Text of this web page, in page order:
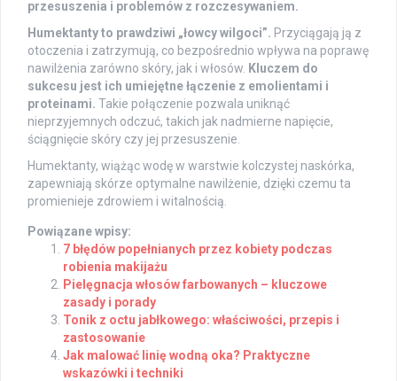
przesuszenia i problemów z rozczesywaniem.
Humektanty to prawdziwi „łowcy wilgoci”. Przyciągają ją z
otoczenia i zatrzymują, co bezpośrednio wpływa na poprawę
nawilżenia zarówno skóry, jak i włosów. Kluczem do
sukcesu jest ich umiejętne łączenie z emolientami i
proteinami. Takie połączenie pozwala uniknąć
nieprzyjemnych odczuć, takich jak nadmierne napięcie,
ściągnięcie skóry czy jej przesuszenie.
Humektanty, wiążąc wodę w warstwie kolczystej naskórka,
zapewniają skórze optymalne nawilżenie, dzięki czemu ta
promienieje zdrowiem i witalnością.
Powiązane wpisy:
7 błędów popełnianych przez kobiety podczas
robienia makijażu
Pielęgnacja włosów farbowanych – kluczowe
zasady i porady
Tonik z octu jabłkowego: właściwości, przepis i
zastosowanie
Jak malować linię wodną oka? Praktyczne
wskazówki i techniki